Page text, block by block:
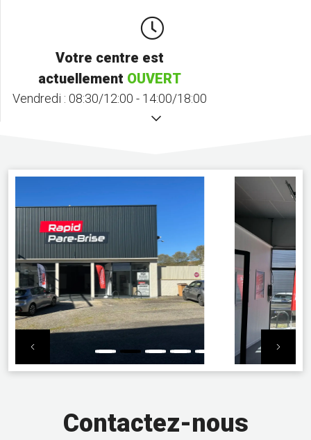
Votre centre est
actuellement OUVERT
Vendredi : 08:30/12:00 - 14:00/18:00
Previous Next
Contactez-nous